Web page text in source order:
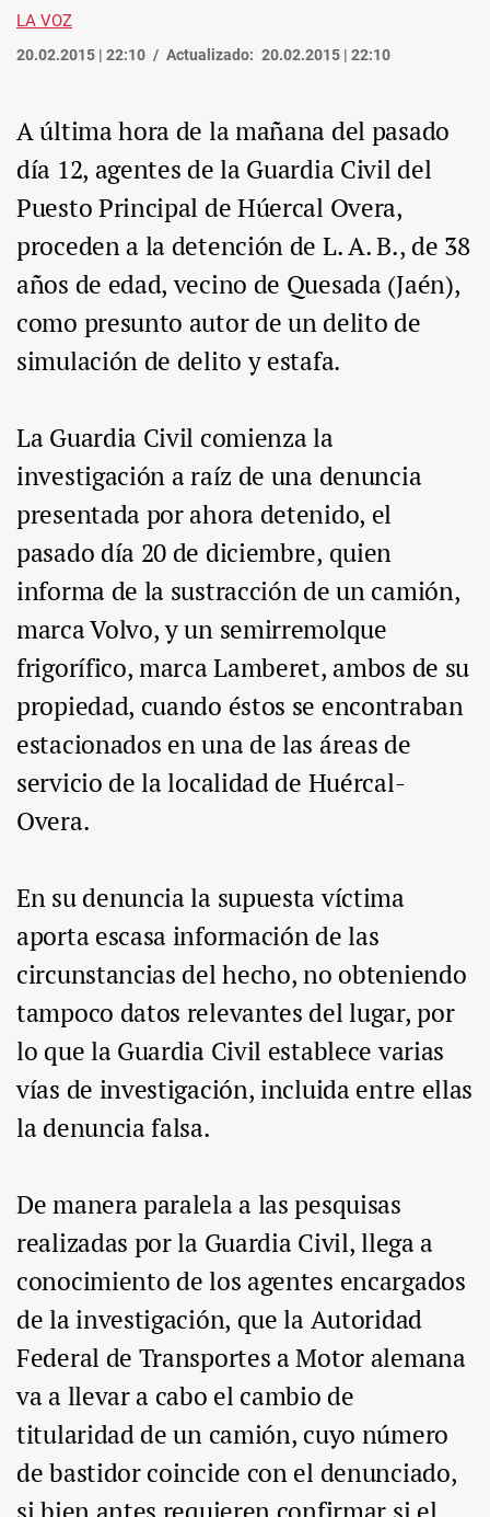
LA VOZ
20.02.2015 | 22:10 Actualizado: 20.02.2015 | 22:10
A última hora de la mañana del pasado
día 12, agentes de la Guardia Civil del
Puesto Principal de Húercal Overa,
proceden a la detención de L. A. B., de 38
años de edad, vecino de Quesada (Jaén),
como presunto autor de un delito de
simulación de delito y estafa.
La Guardia Civil comienza la
investigación a raíz de una denuncia
presentada por ahora detenido, el
pasado día 20 de diciembre, quien
informa de la sustracción de un camión,
marca Volvo, y un semirremolque
frigorífico, marca Lamberet, ambos de su
propiedad, cuando éstos se encontraban
estacionados en una de las áreas de
servicio de la localidad de Huércal-
Overa.
En su denuncia la supuesta víctima
aporta escasa información de las
circunstancias del hecho, no obteniendo
tampoco datos relevantes del lugar, por
lo que la Guardia Civil establece varias
vías de investigación, incluida entre ellas
la denuncia falsa.
De manera paralela a las pesquisas
realizadas por la Guardia Civil, llega a
conocimiento de los agentes encargados
de la investigación, que la Autoridad
Federal de Transportes a Motor alemana
va a llevar a cabo el cambio de
titularidad de un camión, cuyo número
de bastidor coincide con el denunciado,